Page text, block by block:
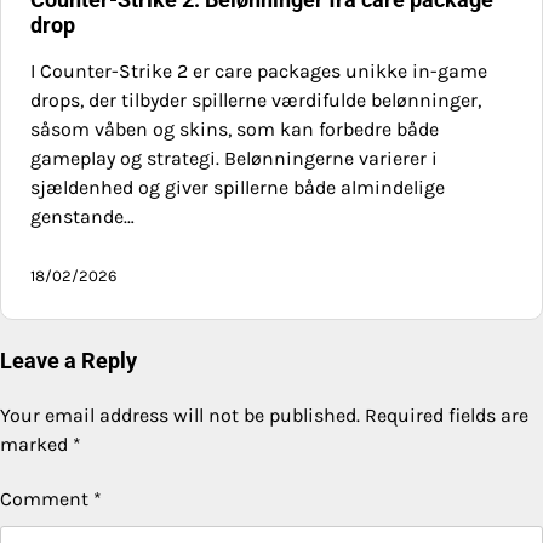
drop
I Counter-Strike 2 er care packages unikke in-game
drops, der tilbyder spillerne værdifulde belønninger,
såsom våben og skins, som kan forbedre både
gameplay og strategi. Belønningerne varierer i
sjældenhed og giver spillerne både almindelige
genstande…
18/02/2026
Leave a Reply
Your email address will not be published. Required fields are
marked *
Comment *